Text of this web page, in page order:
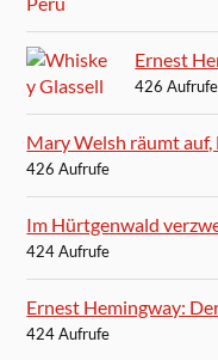
Ernest
426 Aufrufe
Mary Welsh räumt
426 Aufrufe
Im Hürtgenwald
424 Aufrufe
Ernest Hemingway:
424 Aufrufe